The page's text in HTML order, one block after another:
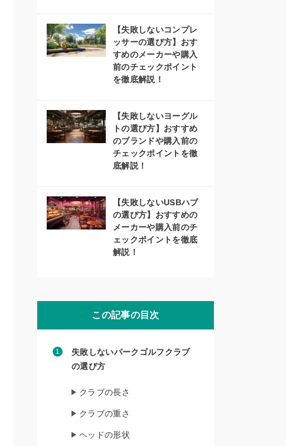
【失敗しないコンプレ
ッサーの選び方】おす
すめのメーカーや購入
前のチェックポイント
を徹底解説！
【失敗しないヨーグル
トの選び方】おすすめ
のブランドや購入前の
チェックポイントを徹
底解説！
【失敗しないUSBハブ
の選び方】おすすめの
メーカーや購入前のチ
ェックポイントを徹底
解説！
この記事の目次
失敗しないパークゴルフクラブ
の選び方
クラブの長さ
クラブの重さ
ヘッドの形状